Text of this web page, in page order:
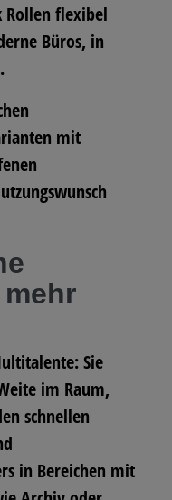
Rollen flexibel
Büros, in
mit
Sie
im Raum,
schnellen
in Bereichen mit